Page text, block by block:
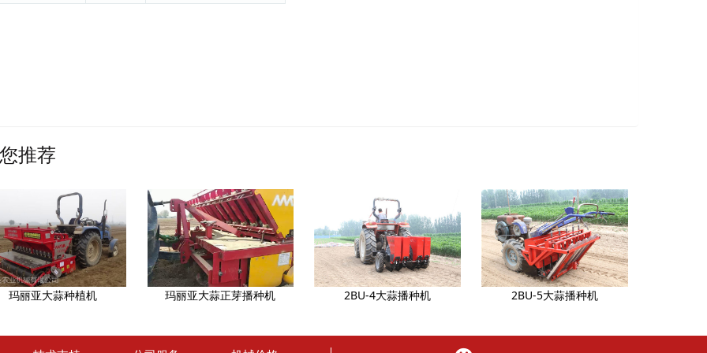
推荐
玛丽亚大蒜种植机 玛丽亚大蒜正芽播种机 2BU-4大蒜播种机 2BU-5大蒜播种机